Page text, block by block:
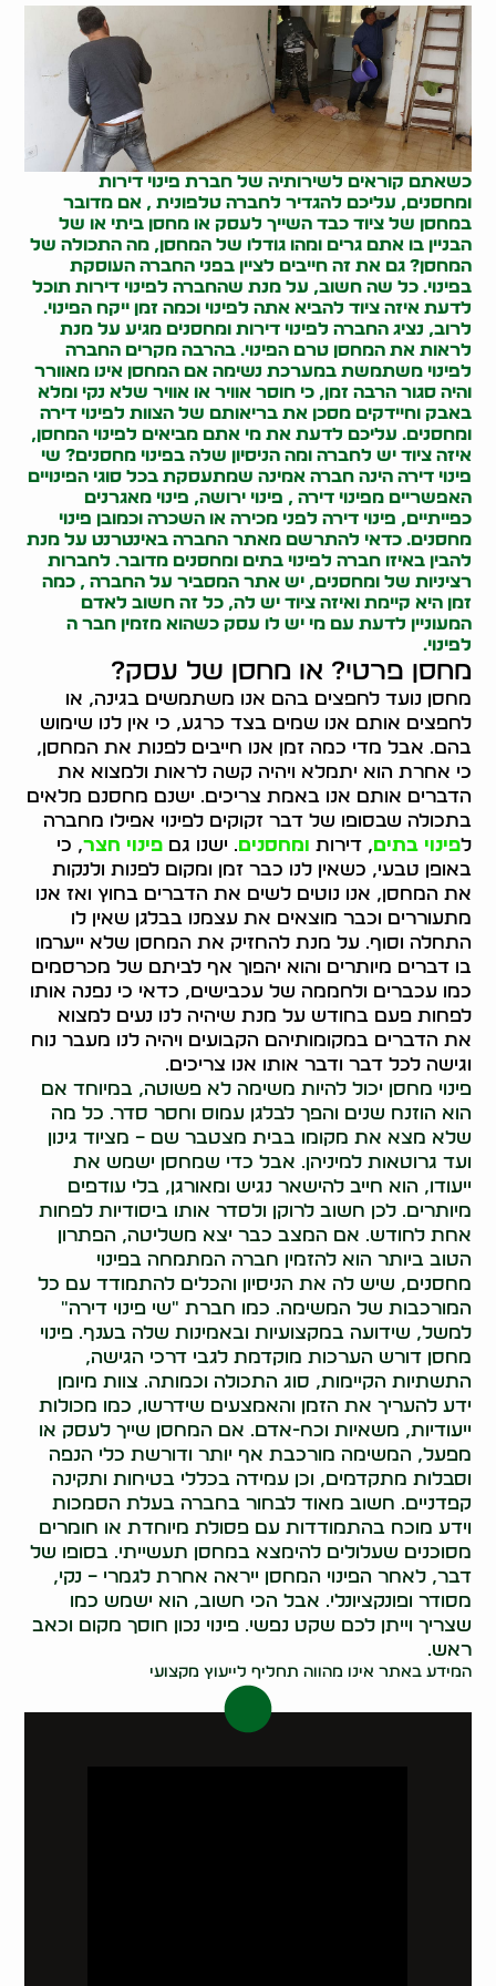
כשאתם קוראים לשירותיה של חברת פינוי דירות
ומחסנים, עליכם להגדיר לחברה טלפונית , אם מדובר
במחסן של ציוד כבד השייך לעסק או מחסן ביתי או של
הבניין בו אתם גרים ומהו גודלו של המחסן, מה התכולה של
המחסן? גם את זה חייבים לציין בפני החברה העוסקת
בפינוי. כל שה חשוב, על מנת שהחברה לפינוי דירות תוכל
לדעת איזה ציוד להביא אתה לפינוי וכמה זמן ייקח הפינוי.
לרוב, נציג החברה לפינוי דירות ומחסנים מגיע על מנת
לראות את המחסן טרם הפינוי. בהרבה מקרים החברה
לפינוי משתמשת במערכת נשימה אם המחסן אינו מאוורר
והיה סגור הרבה זמן, כי חוסר אוויר או אוויר שלא נקי ומלא
באבק וחיידקים מסכן את בריאותם של הצוות לפינוי דירה
ומחסנים. עליכם לדעת את מי אתם מביאים לפינוי המחסן,
איזה ציוד יש לחברה ומה הניסיון שלה בפינוי מחסנים? שי
פינוי דירה הינה חברה אמינה שמתעסקת בכל סוגי הפינויים
האפשריים מפינוי דירה , פינוי ירושה, פינוי מאגרנים
כפייתיים, פינוי דירה לפני מכירה או השכרה וכמובן פינוי
מחסנים. כדאי להתרשם מאתר החברה באינטרנט על מנת
להבין באיזו חברה לפינוי בתים ומחסנים מדובר. לחברות
רציניות של ומחסנים, יש אתר המסביר על החברה , כמה
זמן היא קיימת ואיזה ציוד יש לה, כל זה חשוב לאדם
המעוניין לדעת עם מי יש לו עסק כשהוא מזמין חבר ה
לפינוי.
מחסן פרטי? או מחסן של עסק?
מחסן נועד לחפצים בהם אנו משתמשים בגינה, או
לחפצים אותם אנו שמים בצד כרגע, כי אין לנו שימוש
בהם. אבל מדי כמה זמן אנו חייבים לפנות את המחסן,
כי אחרת הוא יתמלא ויהיה קשה לראות ולמצוא את
הדברים אותם אנו באמת צריכים. ישנם מחסנם מלאים
בתכולה שבסופו של דבר זקוקים לפינוי אפילו מחברה
לפינוי בתים, דירות ומחסנים. ישנו גםפינוי חצר, כי
באופן טבעי, כשאין לנו כבר זמן ומקום לפנות ולנקות
את המחסן, אנו נוטים לשים את הדברים בחוץ ואז אנו
מתעוררים וכבר מוצאים את עצמנו בבלגן שאין לו
התחלה וסוף. על מנת להחזיק את המחסן שלא ייערמו
בו דברים מיותרים והוא יהפוך אף לביתם של מכרסמים
כמו עכברים ולחממה של עכבישים, כדאי כי נפנה אותו
לפחות פעם בחודש על מנת שיהיה לנו נעים למצוא
את הדברים במקומותיהם הקבועים ויהיה לנו מעבר נוח
וגישה לכל דבר ודבר אותו אנו צריכים.
פינוי מחסן יכול להיות משימה לא פשוטה, במיוחד אם
הוא הוזנח שנים והפך לבלגן עמוס וחסר סדר. כל מה
שלא מצא את מקומו בבית מצטבר שם – מציוד גינון
ועד גרוטאות למיניהן. אבל כדי שמחסן ישמש את
ייעודו, הוא חייב להישאר נגיש ומאורגן, בלי עודפים
מיותרים. לכן חשוב לרוקן ולסדר אותו ביסודיות לפחות
אחת לחודש. אם המצב כבר יצא משליטה, הפתרון
הטוב ביותר הוא להזמין חברה המתמחה בפינוי
מחסנים, שיש לה את הניסיון והכלים להתמודד עם כל
המורכבות של המשימה. כמו חברת "שי פינוי דירה"
למשל, שידועה במקצועיות ובאמינות שלה בענף. פינוי
מחסן דורש הערכות מוקדמת לגבי דרכי הגישה,
התשתיות הקיימות, סוג התכולה וכמותה. צוות מיומן
ידע להעריך את הזמן והאמצעים שידרשו, כמו מכולות
ייעודיות, משאיות וכח-אדם. אם המחסן שייך לעסק או
מפעל, המשימה מורכבת אף יותר ודורשת כלי הנפה
וסבלות מתקדמים, וכן עמידה בכללי בטיחות ותקינה
קפדניים. חשוב מאוד לבחור בחברה בעלת הסמכות
וידע מוכח בהתמודדות עם פסולת מיוחדת או חומרים
מסוכנים שעלולים להימצא במחסן תעשייתי. בסופו של
דבר, לאחר הפינוי המחסן ייראה אחרת לגמרי – נקי,
מסודר ופונקציונלי. אבל הכי חשוב, הוא ישמש כמו
שצריך וייתן לכם שקט נפשי. פינוי נכון חוסך מקום וכאב
ראש.
המידע באתר אינו מהווה תחליף לייעוץ מקצועי